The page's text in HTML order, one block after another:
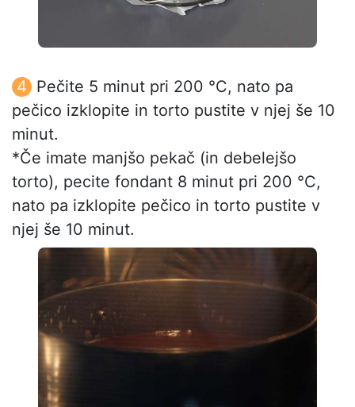
Pečite 5 minut pri 200 °C, nato pa
pečico izklopite in torto pustite v njej še 10
minut.
*Če imate manjšo pekač (in debelejšo
torto), pecite fondant 8 minut pri 200 °C,
nato pa izklopite pečico in torto pustite v
njej še 10 minut.